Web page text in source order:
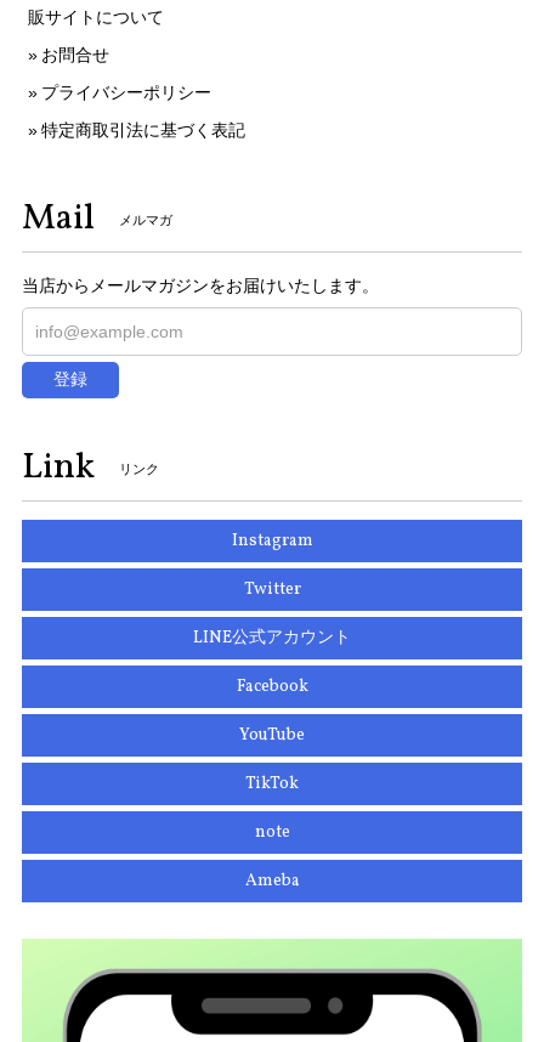
販サイトについて
お問合せ
プライバシーポリシー
特定商取引法に基づく表記
Mail メルマガ
当店からメールマガジンをお届けいたします。
登録
Link リンク
Instagram
Twitter
LINE公式アカウント
Facebook
YouTube
TikTok
note
Ameba